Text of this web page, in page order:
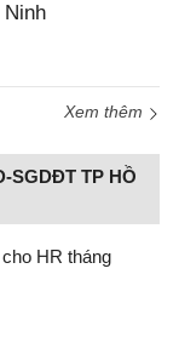
Xem thêm
SGDĐT TP HỒ
HR tháng